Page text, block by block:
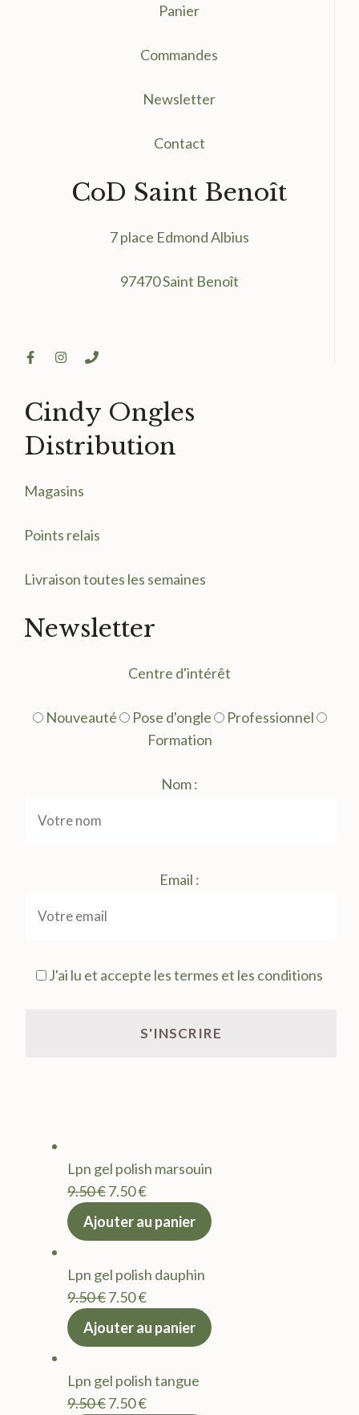
Panier
Commandes
Newsletter
Contact
CoD Saint Benoît
7 place Edmond Albius
97470 Saint Benoît
Cindy Ongles
Distribution
Magasins
Points relais
Livraison toutes les semaines
Newsletter
Centre d'intérêt
Nouveauté Pose d'ongle
Professionnel
Formation
Nom :
Email :
J'ai lu et accepte les termes et les conditions
Lpn gel polish marsouin
9.50€Le
prix
9.50 €.
7.50€Le
actuel
7.50 €.
Ajouter au panier
Lpn gel polish dauphin
9.50€Le
prix
9.50 €.
7.50€Le
actuel
7.50 €.
Ajouter au panier
Lpn gel polish tangue
9.50€Le
7.50€Le